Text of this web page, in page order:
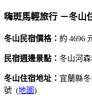
嗨斑馬輕旅行 －冬山
冬山民宿價格： 約 4696
民宿週邊景點： 冬山河
冬山住宿地址： 宜蘭縣
號 (地圖)